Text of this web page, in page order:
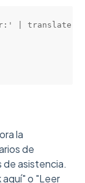
| translate
la
de
asistencia.
aquí" o "Leer